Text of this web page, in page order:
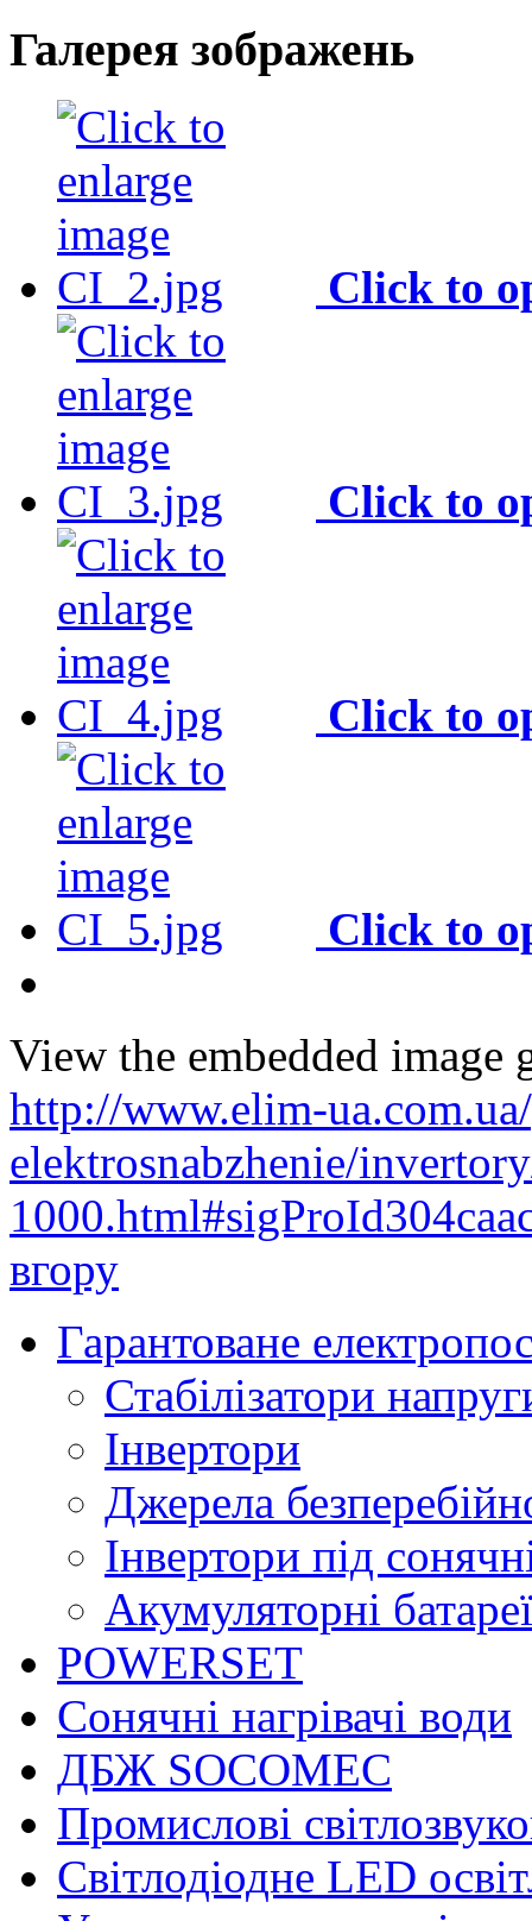
Галерея зображень
Click to
Click to
Click to
Click to
View the embedded image
http://www.elim-
elektrosnabzhenie/
вгору
Гарантоване
Стабілізатори
Інвертори
Джерела
Інвертори під
Акумуляторні батареї
POWERSET
Сонячні нагрівачі води
ДБЖ SOCOMEC
Промислові
Світлодіодне LED